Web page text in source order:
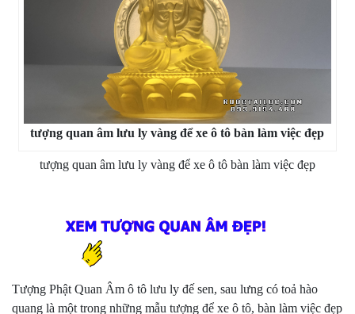
tượng quan âm lưu ly vàng để xe ô tô bàn làm việc đẹp
tượng quan âm lưu ly vàng để xe ô tô bàn làm việc đẹp
Tượng Phật Quan Âm ô tô lưu ly đế sen, sau lưng có toả hào
quang là một trong những mẫu tượng để xe ô tô, bàn làm việc đẹp